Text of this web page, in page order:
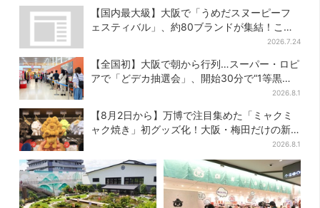
からビビった」、その正体と
は？
【国内最大級】大阪で「うめだスヌーピーフ
ェスティバル」、約80ブランドが集結！ここ
2026.7.24
【全国初】大阪で朝から行列…スーパー・ロピ
アで「どデカ抽選会」、開始30分で“1等黒毛
2026.8.1
【8月2日から】万博で注目集めた「ミャクミ
ャク焼き」初グッズ化！大阪・梅田だけの新
2026.8.1